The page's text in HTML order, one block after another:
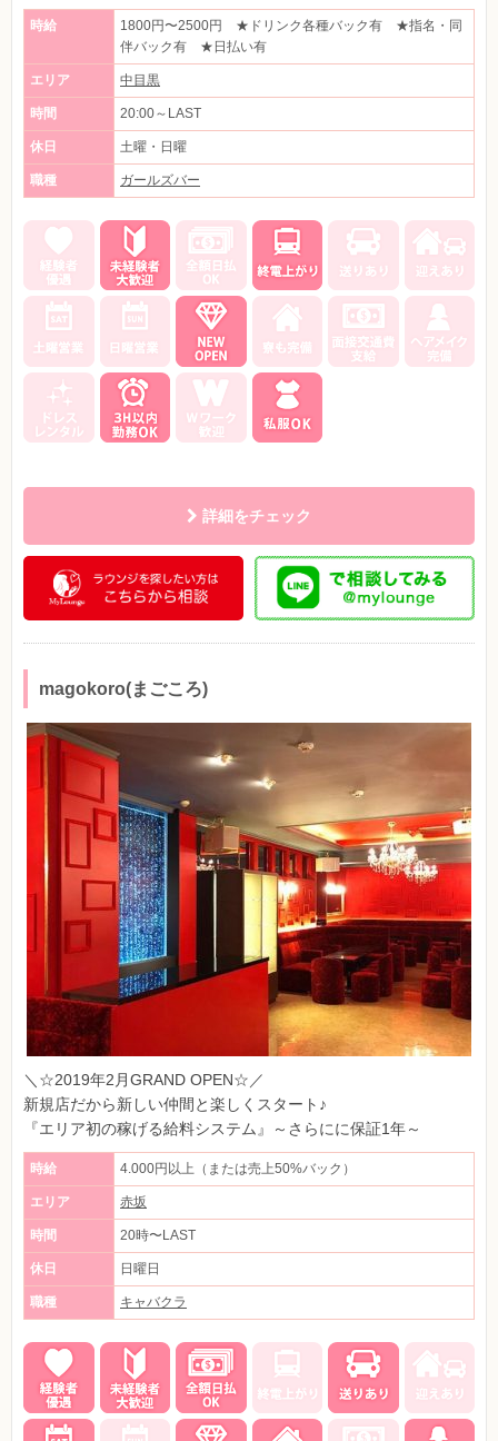
時給
1800円〜2500円 ★ドリンク各種バック有 ★指名・同
伴バック有 ★日払い有
エリア 中目黒
時間 20:00～LAST
休日 土曜・日曜
職種 ガールズバー
詳細をチェック
magokoro(まごころ)
＼☆2019年2月GRAND OPEN☆／
新規店だから新しい仲間と楽しくスタート♪
『エリア初の稼げる給料システム』～さらにに保証1年～
時給 4.000円以上（または売上50%バック）
エリア 赤坂
時間 20時〜LAST
休日 日曜日
職種 キャバクラ